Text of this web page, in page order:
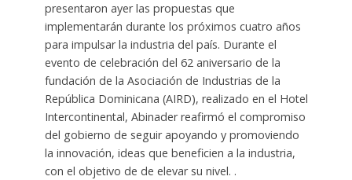
presentaron ayer las propuestas que
implementarán durante los próximos cuatro años
para impulsar la industria del país. Durante el
evento de celebración del 62 aniversario de la
fundación de la Asociación de Industrias de la
República Dominicana (AIRD), realizado en el Hotel
Intercontinental, Abinader reafirmó el compromiso
del gobierno de seguir apoyando y promoviendo
la innovación, ideas que beneficien a la industria,
con el objetivo de de elevar su nivel. .